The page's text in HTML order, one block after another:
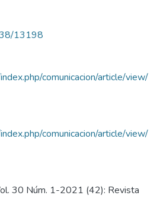
13198
comunicacion/article/view/
comunicacion/article/view/
30 Núm. 1-2021 (42): Revista